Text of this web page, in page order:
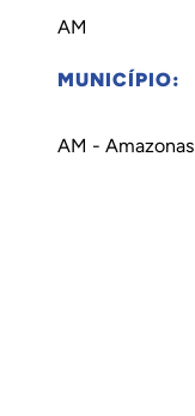
AM
MUNICÍPIO:
AM - Amazonas